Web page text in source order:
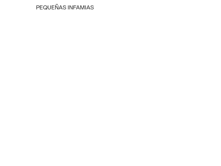
PEQUEÑAS INFAMIAS